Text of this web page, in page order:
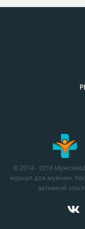
© 2014 - 2018
журнал для мужчин.
активной